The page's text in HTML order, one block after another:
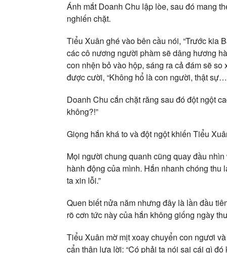
Ánh mắt Doanh Chu lập lòe, sau đó mang
nghiến chặt.
Tiểu Xuân ghé vào bên cầu nói, “Trước kia
các cô nương người phàm sẽ dâng hương
con nhện bỏ vào hộp, sáng ra cả đám sẽ
được cười, “Không hổ là con người, thật
Doanh Chu cắn chặt răng sau đó đột ngột
không?!”
Giọng hắn khá to và đột ngột khiến Tiểu
Mọi người chung quanh cũng quay đầu
hành động của mình. Hắn nhanh chóng
ta xin lỗi.”
Quen biết nửa năm nhưng đây là lần đầu
rõ cơn tức này của hắn không giống ngày
Tiểu Xuân mờ mịt xoay chuyển con ngươi
cẩn thận lựa lời: “Có phải ta nói sai cái gì